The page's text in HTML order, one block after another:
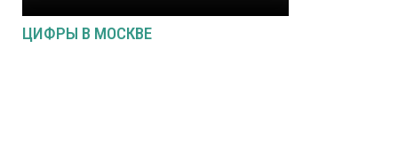
ЦИФРЫ В МОСКВЕ